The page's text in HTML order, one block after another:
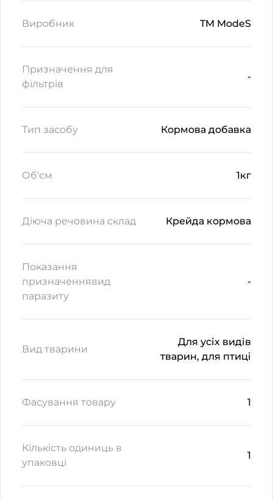
Виробник TM ModeS
Призначення для
фільтрів
-
Тип засобу Кормова добавка
Об'єм 1кг
Діюча речовина склад Крейда кормова
Показання
призначеннявид
паразиту
-
Вид тварини
Для усіх видів
тварин, для птиці
Фасування товару 1
Кількість одиниць в
упаковці
1